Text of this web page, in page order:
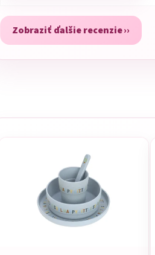
Zobraziť ďalšie recenzie